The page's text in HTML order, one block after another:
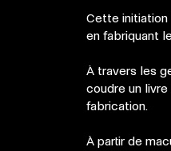
Cette initiation
en fabriquant
À travers les
coudre un
fabrication.
À partir de